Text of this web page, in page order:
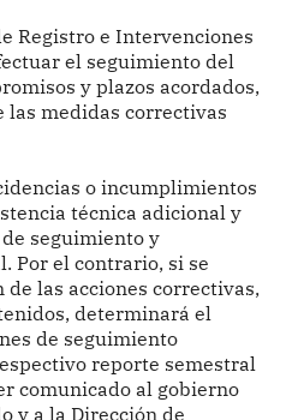
Registro e Intervenciones
el seguimiento del
y plazos acordados,
las medidas correctivas
o incumplimientos
técnica adicional y
seguimiento y
Por el contrario, si se
las acciones correctivas,
determinará el
de seguimiento
reporte semestral
comunicado al gobierno
y a la Dirección de